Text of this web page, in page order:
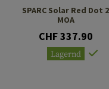
SPARC Solar Red Dot 2
MOA
CHF 337.90
Lagernd